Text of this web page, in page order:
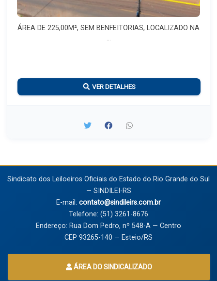
ÁREA DE 225,00M², SEM BENFEITORIAS, LOCALIZADO NA
...
VER DETALHES
Sindicato dos Leiloeiros Oficiais do Estado do Rio Grande do Sul
— SINDILEI-RS
E-mail: contato@sindileirs.com.br
Telefone: (51) 3261-8676
Endereço: Rua Dom Pedro, nº 548-A — Centro
CEP 93265-140 — Esteio/RS
ÁREA DO SINDICALIZADO